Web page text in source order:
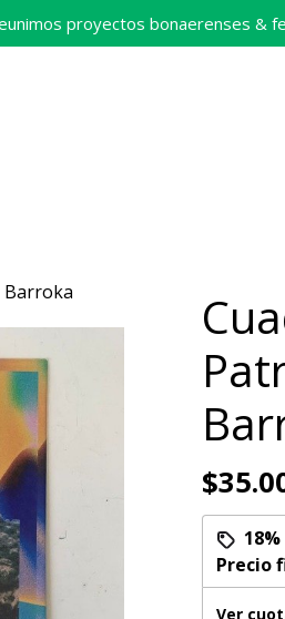
proyectos bonaerenses &
Barroka
18%
Precio
Ver